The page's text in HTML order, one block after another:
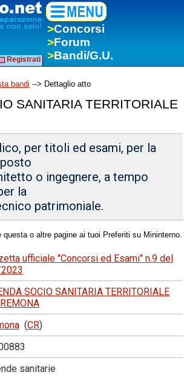
>Concorsi
>Forum
>Bandi/G.U.
Registrati
bandi --> Dettaglio atto
SANITARIA TERRITORIALE
per titoli ed esami, per la
o ingegnere, a tempo
la
patrimoniale.
questa o altre pagine ai tuoi Preferiti su Mininterno.
ufficiale "Concorsi ed Esami" n.9 del
SOCIO SANITARIA TERRITORIALE
(CR)
sanitarie